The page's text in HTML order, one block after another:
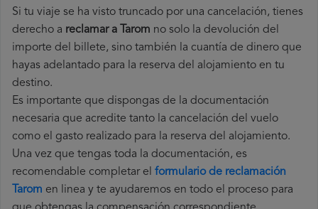
Si tu viaje se ha visto truncado por una cancelación, tienes
derecho a reclamar a Tarom no solo la devolución del
importe del billete, sino también la cuantía de dinero que
hayas adelantado para la reserva del alojamiento en tu
destino.
Es importante que dispongas de la documentación
necesaria que acredite tanto la cancelación del vuelo
como el gasto realizado para la reserva del alojamiento.
Una vez que tengas toda la documentación, es
recomendable completar el formulario de reclamación
Tarom en linea y te ayudaremos en todo el proceso para